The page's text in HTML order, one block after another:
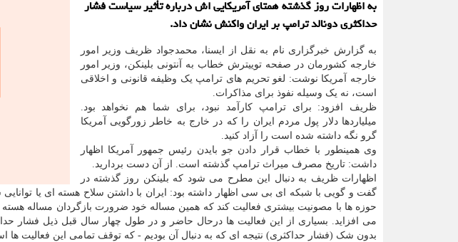
به اظهارات روز گذشته همتای آمریکایی اش درباره تأثیر سیاست فشار
حداکثری دونالد ترامپ بر ایران واکنش نشان داد.
به گزارش خبرگزاری نام به نقل از ایسنا، محمدجواد ظریف وزیر امور
خارجه کشورمان در صفحه توییترش خطاب به آنتونی بلینکن، وزیر امور
خارجه آمریکا نوشت: لغو تحریم های ترامپ یک وظیفه قانونی و اخلاقی
است، نه یک وسیله نفوذ برای مذاکرات.
ظریف افزود: برای ترامپ کارآمد نبود، برای شما هم نخواهد بود.
میلیاردها دلار پول مردم ایران را که در خارج به خاطر زورگویی آمریکا
گرو نگه داشته شده است را آزاد کنید.
وی همینطور با خطاب قرار دادن جو بایدن رئیس جمهور آمریکا اظهار
داشت: تاریخ مصرف میراث ترامپ گذشته است. از آن دست بردارید.
اظهارات ظریف به دنبال این مطرح می شود که بلینکن روز گذشته در
گفت و گویی با شبکه ای بی سی اظهار داشته بود: ایران با داشتن سلاح هسته ای یا
حوزه ها با مصونیت بیشتری فعالیت کند که همین مساله خود ضرورت بازگردان مساله هسته
می افزاید. بسیاری از این فعالیت ها درحال حاضر و در طول چهار سال قبل ذیل فشار
بدون شک (فشار حداکثری) نتیجه ای که به دنبال آن بودیم - که توقف تمامی این فعالیت ها